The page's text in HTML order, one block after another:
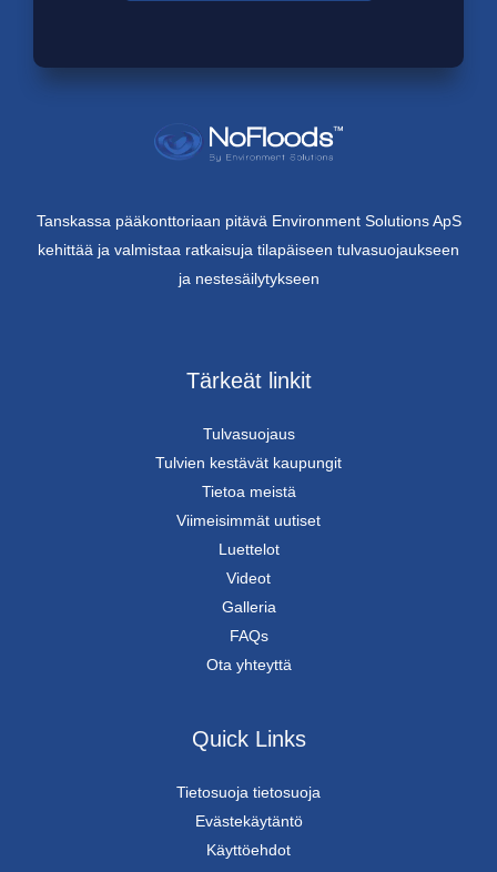
Tanskassa pääkonttoriaan pitävä Environment Solutions ApS
kehittää ja valmistaa ratkaisuja tilapäiseen tulvasuojaukseen
ja nestesäilytykseen
Tärkeät linkit
Tulvasuojaus
Tulvien kestävät kaupungit
Tietoa meistä
Viimeisimmät uutiset
Luettelot
Videot
Galleria
FAQs
Ota yhteyttä
Quick Links
Tietosuoja tietosuoja
Evästekäytäntö
Käyttöehdot